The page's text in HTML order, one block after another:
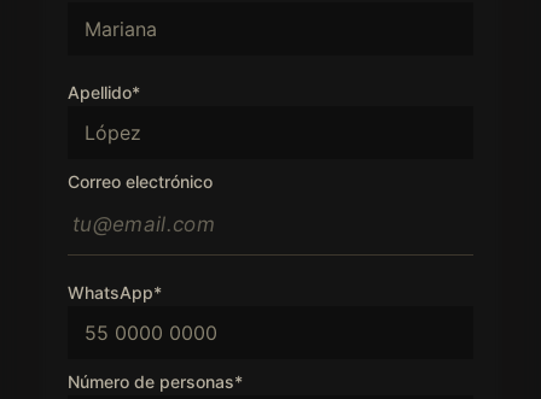
Apellido*
Correo electrónico
WhatsApp*
Número de personas*